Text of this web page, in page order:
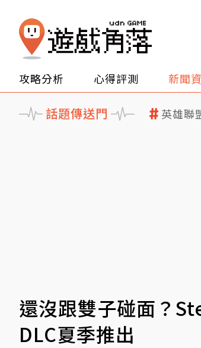
攻略分析 心得評測 新聞
話題傳送門 英雄聯
還沒跟雙子碰面？
DLC夏季推出